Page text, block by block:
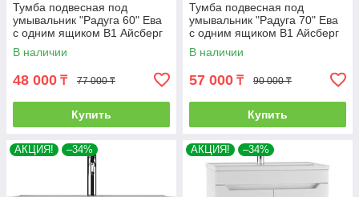
Тумба подвесная под
умывальник "Радуга 60" Ева
с одним ящиком В1 Айсберг
В наличии
48 000 ₸ 77 000 ₸
Купить
Тумба подвесная под
умывальник "Радуга 70" Ева
с одним ящиком В1 Айсберг
В наличии
57 000 ₸ 90 000 ₸
Купить
АКЦИЯ! –34% АКЦИЯ! –34%